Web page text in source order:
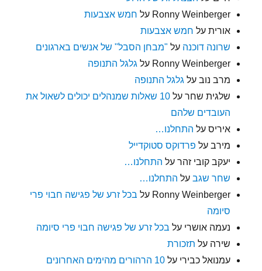
Ronny Weinberger על חמש אצבעות
אורית על חמש אצבעות
שרונה דוכנה על "מבחן הסבל" של אנשים בארגונים
Ronny Weinberger על גלגל התנופה
מרב נוב על גלגל התנופה
שלגית שחר על
10 שאלות שמנהלים יכולים לשאול את
העובדים שלהם
איריס על התחלנו…
מירב על פרדוקס סטוקדייל
יעקב קובי זהר על התחלנו…
שחר שגב על התחלנו…
Ronny Weinberger על בכל זרע של פגישה חבוי פרי
סיומה
נעמה אושרי על בכל זרע של פגישה חבוי פרי סיומה
שירה על תזכורת
עמנואל כבירי על
10 הרהורים מהימים האחרונים